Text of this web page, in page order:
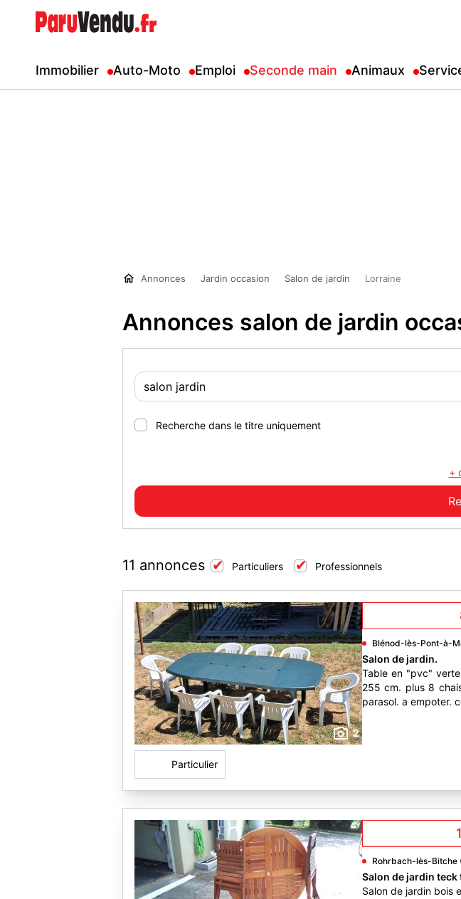
Immobilier Auto-Moto Emploi Seconde main Animaux
Annonces Jardin occasion Salon de jardin Lorraine
Annonces salon de jardin
Recherche dans le titre uniquement
+
11 annonces Particuliers Professionnels
2
Blénod-lès-Pont-à-
Salon de jardin.
Table en "pvc"
255 cm. plus 8
parasol. a empoter.
Particulier
Rohrbach-lès-Bitche
Salon de jardin teck
Salon de jardin bois